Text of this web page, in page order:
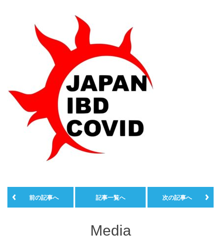
前の記事へ 記事一覧へ 次の記事へ
Media